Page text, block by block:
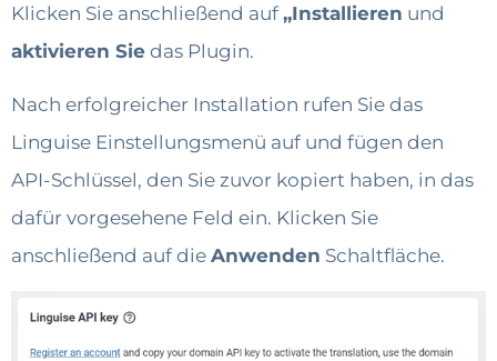
Klicken Sie anschließend auf „Installieren und
aktivieren Sie das Plugin.
Nach erfolgreicher Installation rufen Sie das
Linguise Einstellungsmenü auf und fügen den
API-Schlüssel, den Sie zuvor kopiert haben, in das
dafür vorgesehene Feld ein. Klicken Sie
anschließend auf die Anwenden Schaltfläche.